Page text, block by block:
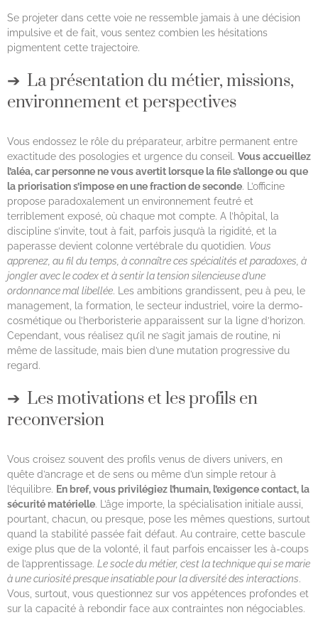
Se projeter dans cette voie ne ressemble jamais à une décision
impulsive et de fait, vous sentez combien les hésitations
pigmentent cette trajectoire.
La présentation du métier, missions,
environnement et perspectives
Vous endossez le rôle du préparateur, arbitre permanent entre
exactitude des posologies et urgence du conseil. Vous accueillez
l’aléa, car personne ne vous avertit lorsque la file s’allonge ou que
la priorisation s’impose en une fraction de seconde. L’officine
propose paradoxalement un environnement feutré et
terriblement exposé, où chaque mot compte. A l’hôpital, la
discipline s’invite, tout à fait, parfois jusqu’à la rigidité, et la
paperasse devient colonne vertébrale du quotidien. Vous
apprenez, au fil du temps, à connaître ces spécialités et paradoxes, à
jongler avec le codex et à sentir la tension silencieuse d’une
ordonnance mal libellée. Les ambitions grandissent, peu à peu, le
management, la formation, le secteur industriel, voire la dermo-
cosmétique ou l’herboristerie apparaissent sur la ligne d’horizon.
Cependant, vous réalisez qu’il ne s’agit jamais de routine, ni
même de lassitude, mais bien d’une mutation progressive du
regard.
Les motivations et les profils en
reconversion
Vous croisez souvent des profils venus de divers univers, en
quête d’ancrage et de sens ou même d’un simple retour à
l’équilibre. En bref, vous privilégiez l’humain, l’exigence contact, la
sécurité matérielle. L’âge importe, la spécialisation initiale aussi,
pourtant, chacun, ou presque, pose les mêmes questions, surtout
quand la stabilité passée fait défaut. Au contraire, cette bascule
exige plus que de la volonté, il faut parfois encaisser les à-coups
de l’apprentissage. Le socle du métier, c’est la technique qui se marie
à une curiosité presque insatiable pour la diversité des interactions.
Vous, surtout, vous questionnez sur vos appétences profondes et
sur la capacité à rebondir face aux contraintes non négociables.